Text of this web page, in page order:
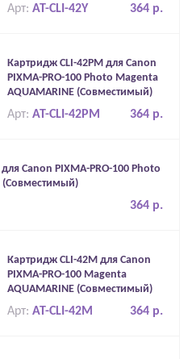
364 р.
Арт:AT-CLI-42Y
Картридж CLI-42PM для Canon
PIXMA-PRO-100 Photo Magenta
AQUAMARINE (Совместимый)
364 р.
Арт: AT-CLI-42PM
Canon PIXMA-PRO-100 Photo
(Совместимый)
364 р.
Картридж CLI-42M для Canon
PIXMA-PRO-100 Magenta
AQUAMARINE (Совместимый)
364 р.
Арт:AT-CLI-42M